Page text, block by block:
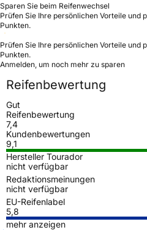
Sparen Sie beim Reifenwechsel
Prüfen Sie Ihre persönlichen Vorteile und
Punkten.
Prüfen Sie Ihre persönlichen Vorteile und
Punkten.
Anmelden, um noch mehr zu sparen
Reifenbewertung
Gut
Reifenbewertung
7,4
Kundenbewertungen
9,1
Hersteller Tourador
nicht verfügbar
Redaktionsmeinungen
nicht verfügbar
EU-Reifenlabel
5,8
mehr anzeigen